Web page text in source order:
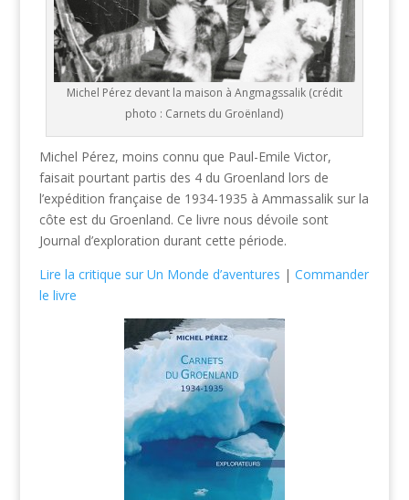
Michel Pérez devant la maison à Angmagssalik (crédit
photo : Carnets du Groënland)
Michel Pérez, moins connu que Paul-Emile Victor,
faisait pourtant partis des 4 du Groenland lors de
l’expédition française de 1934-1935 à Ammassalik sur la
côte est du Groenland. Ce livre nous dévoile sont
Journal d’exploration durant cette période.
Lire la critique sur Un Monde d’aventures | Commander
le livre